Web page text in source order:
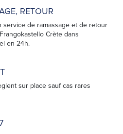
RETOUR
service de ramassage et de retour
Crète dans
en 24h.
sur place sauf cas rares